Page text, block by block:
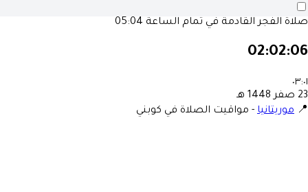
صلاة الفجر القادمة في تمام الساعة 05:04
02:02:06
٠٣:٠١
23 صفر 1448 هـ
📍 موريتانيا - مواقيت الصلاة في كوبني